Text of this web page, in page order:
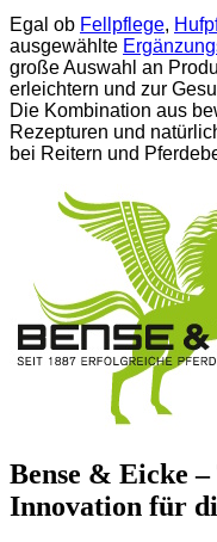
Egal ob Fellpflege,
ausgewählte
große Auswahl an
erleichtern und zur
Die Kombination aus
Rezepturen und
bei Reitern und
Bense & Eicke
Innovation für